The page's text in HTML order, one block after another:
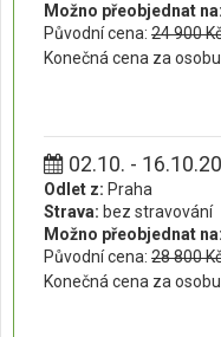
Možno přeobjednat na:
Původní cena: 24 900
Konečná cena za
02.10. -
Odlet z: Praha
Strava: bez stravování
Možno přeobjednat na:
Původní cena: 28 800
Konečná cena za